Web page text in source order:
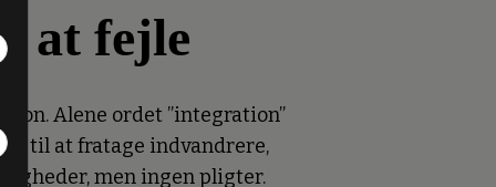
at fejle
Alene ordet ”integration”
til at fratage indvandrere,
men ingen pligter.